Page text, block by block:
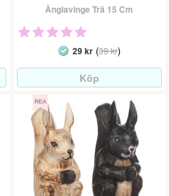
Änglavinge Trä 15 Cm
29 kr(39 kr)